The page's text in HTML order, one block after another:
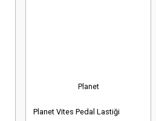
Planet
Planet Vites Pedal Lastiği